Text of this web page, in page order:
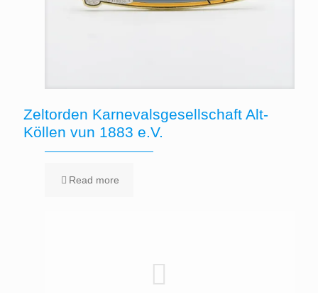
Zeltorden Karnevalsgesellschaft Alt-
Köllen vun 1883 e.V.
Read more